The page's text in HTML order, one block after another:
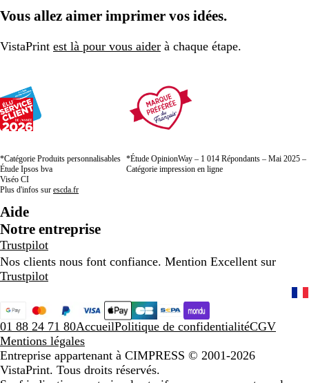
lalala
Vous allez aimer imprimer vos idées.
VistaPrint est là pour vous aider à chaque étape.
*Catégorie Produits personnalisables
Étude Ipsos bva
Viséo CI
Plus d'infos sur escda.fr
*Étude OpinionWay – 1 014 Répondants – Mai 2025 –
Catégorie impression en ligne
Aide
Notre entreprise
Trustpilot
Nos clients nous font confiance. Mention Excellent sur
Trustpilot
01 88 24 71 80AccueilPolitique de confidentialitéCGV
Mentions légales
Entreprise appartenant à CIMPRESS © 2001-2026
VistaPrint. Tous droits réservés.